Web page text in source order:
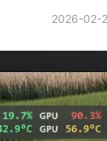
2026-02-